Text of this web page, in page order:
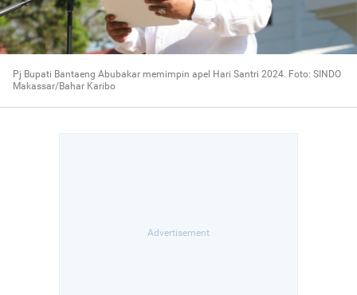
Pj Bupati Bantaeng Abubakar memimpin apel Hari Santri 2024. Foto: SINDO
Makassar/Bahar Karibo